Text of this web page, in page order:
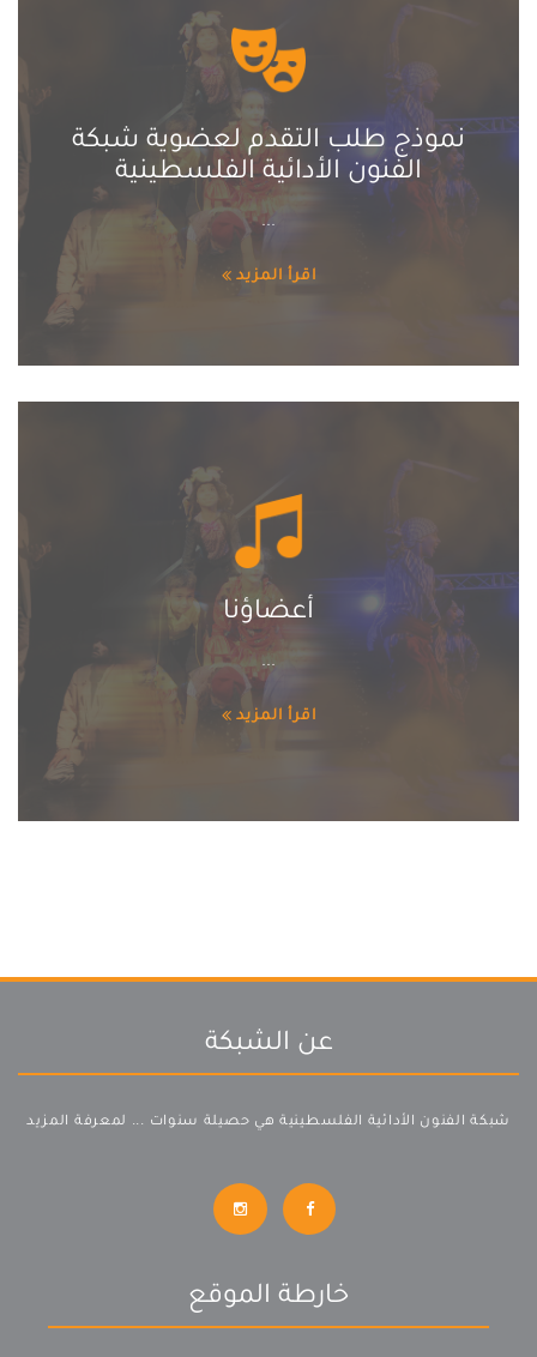
نموذج طلب التقدم لعضوية شبكة
الفنون الأدائية الفلسطينية
...
اقرأ المزيد
أعضاؤنا
...
اقرأ المزيد
عن الشبكة
شبكة الفنون الأدائية الفلسطينية هي حصيلة سنوات ... لمعرفة المزيد
خارطة الموقع